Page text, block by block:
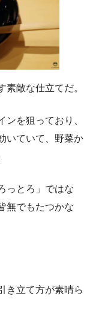
敵な仕立てだ。
を狙っており、
いていて、野菜か
っとろ」ではな
無でもたつかな
き立て方が素晴ら